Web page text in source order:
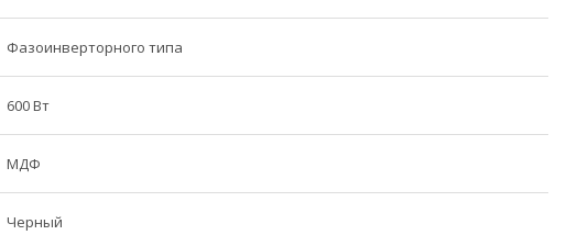
Фазоинверторного типа
600 Вт
МДФ
Черный